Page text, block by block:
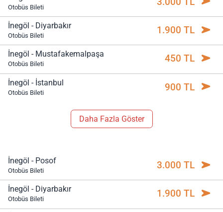
Otobüs Bileti
İnegöl - Diyarbakır
Otobüs Bileti 1.900 TL
İnegöl - Mustafakemalpaşa
Otobüs Bileti 450 TL
İnegöl - İstanbul
Otobüs Bileti 900 TL
Daha Fazla Göster
İnegöl - Posof
Otobüs Bileti 3.000 TL
İnegöl - Diyarbakır
Otobüs Bileti 1.900 TL